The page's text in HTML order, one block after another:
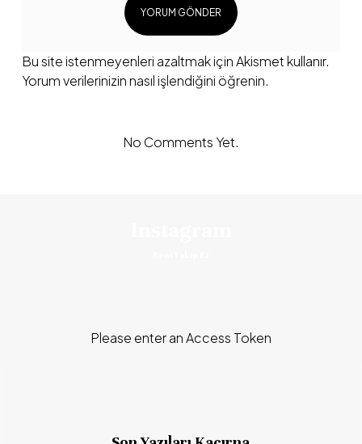
Bu site istenmeyenleri azaltmak için Akismet kullanır.
Yorum verilerinizin nasıl işlendiğini öğrenin.
No Comments Yet.
Please enter an Access Token